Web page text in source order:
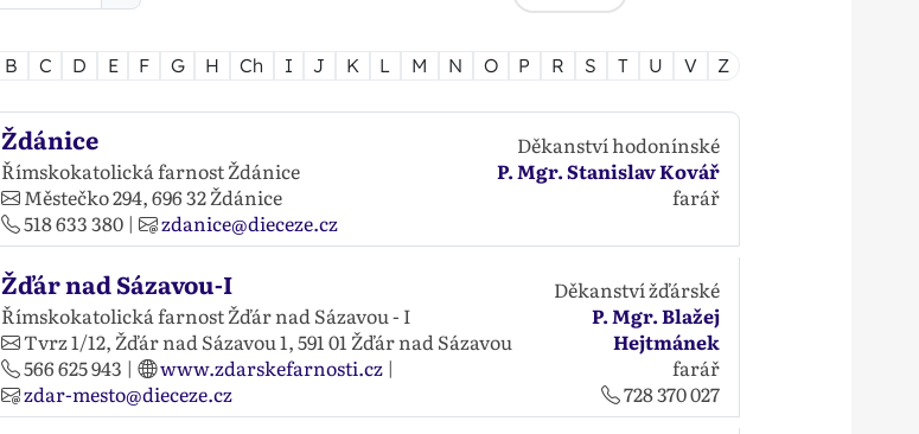
B C D E F G H Ch I J K L M N O P R S T U V Z
Ždánice
Římskokatolická farnost Ždánice
Městečko 294,696 32Ždánice
518 633 380| zdanice@dieceze.cz
Děkanství hodonínské
P. Mgr. Stanislav Kovář
farář
Žďár nad Sázavou-I
Římskokatolická farnost Žďár nad Sázavou - I
Tvrz 1/12, Žďár nad Sázavou 1,591 01 Žďár nad Sázavou
566 625 943 | www.zdarskefarnosti.cz|
zdar-mesto@dieceze.cz
Děkanství žďárské
P. Mgr. Blažej
Hejtmánek
farář
728 370 027